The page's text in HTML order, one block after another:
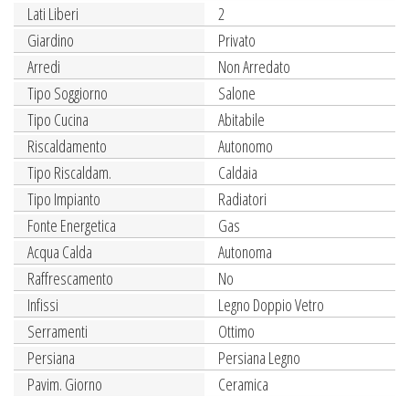
Lati Liberi
2
Giardino
Privato
Arredi
Non Arredato
Tipo Soggiorno
Salone
Tipo Cucina
Abitabile
Riscaldamento
Autonomo
Tipo Riscaldam.
Caldaia
Tipo Impianto
Radiatori
Fonte Energetica
Gas
Acqua Calda
Autonoma
Raffrescamento
No
Infissi
Legno Doppio Vetro
Serramenti
Ottimo
Persiana
Persiana Legno
Pavim. Giorno
Ceramica